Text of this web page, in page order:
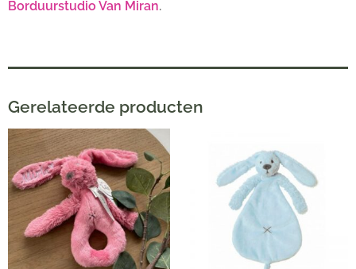
Borduurstudio Van Miran.
Gerelateerde producten